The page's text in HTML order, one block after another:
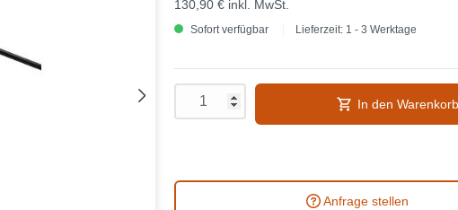
130,90 € inkl. MwSt.
Sofort verfügbar Lieferzeit: 1 - 3 Werktage
In den Warenkorb
Anfrage stellen